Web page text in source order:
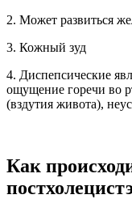
2. Может развиться
3. Кожный зуд
4. Диспепсические
ощущение горечи во
(вздутия живота),
Как